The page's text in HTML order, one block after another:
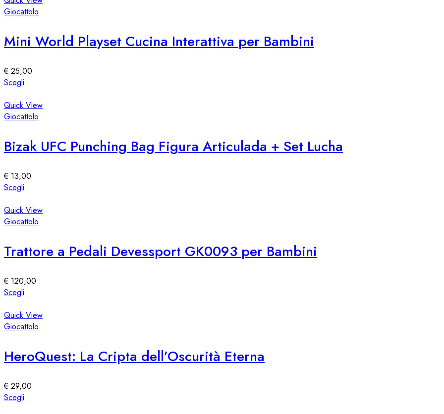
più
Le
opzioni
essere
pagina
del
Giocattolo
Mini World Playset Cucina Interattiva per Bambini
€ 25,00
Scegli
ha
più
Le
opzioni
essere
pagina
del
Quick View
Giocattolo
Bizak UFC Punching Bag Figura Articulada + Set Lucha
€ 13,00
Scegli
ha
più
opzioni
essere
pagina
del
Quick View
Giocattolo
Trattore a Pedali Devessport GK0093 per Bambini
€ 120,00
Scegli
ha
più
opzioni
essere
Quick View
Giocattolo
HeroQuest: La Cripta dell’Oscurità Eterna
€ 29,00
Scegli